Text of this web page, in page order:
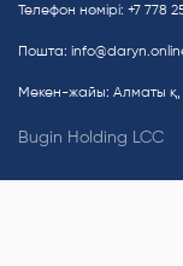
Телефон нөмірі: +7 778
Пошта:
Мекен-жайы: Алматы қ,
Bugin Holding LCC